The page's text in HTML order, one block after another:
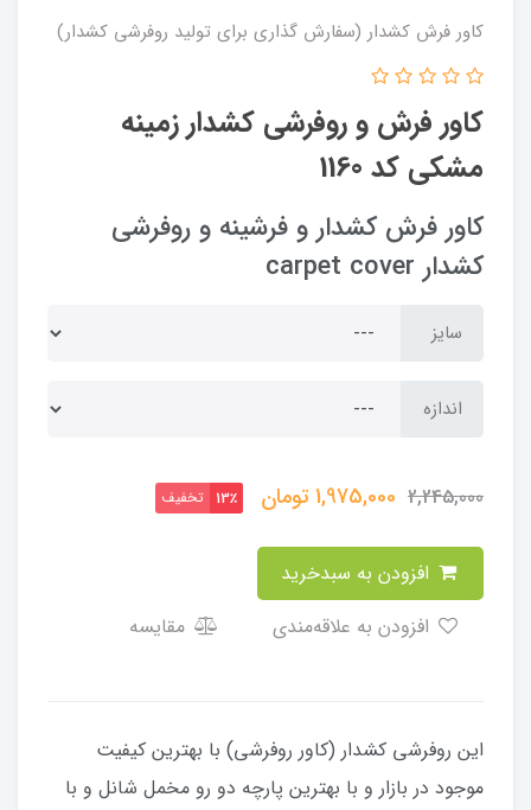
کاور فرش کشدار (سفارش گذاری برای تولید روفرشی کشدار)
کاور فرش و روفرشی کشدار زمینه
مشکی کد 1160
کاور فرش کشدار و فرشینه و روفرشی
کشدار carpet cover
سایز
اندازه
2,245,000
1,975,000تومان 13٪ تخفیف
مقایسه
این روفرشی کشدار (کاور روفرشی) با بهترین کیفیت
موجود در بازار و با بهترین پارچه دو رو مخمل شانل و با